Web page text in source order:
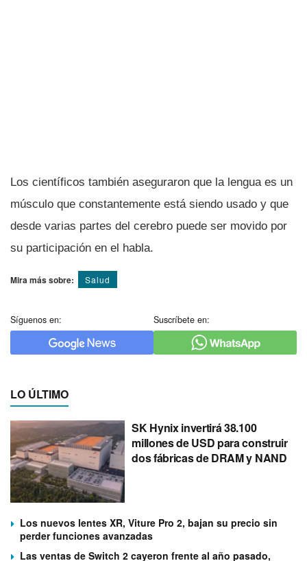
Los cientí­ficos también aseguraron que la lengua es un
músculo que constantemente está siendo usado y que
desde varias partes del cerebro puede ser movido por
su participación en el habla.
Mira más sobre: Salud
Síguenos en: Suscríbete en:
LO ÚLTIMO
SK Hynix invertirá 38.100
millones de USD para construir
dos fábricas de DRAM y NAND
Los nuevos lentes XR, Viture Pro 2, bajan su precio sin
perder funciones avanzadas
Las ventas de Switch 2 cayeron frente al año pasado,